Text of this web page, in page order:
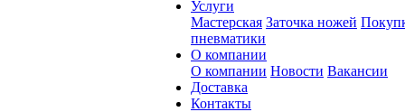
Услуги
Мастерская Заточка ножей
пневматики
О компании
О компании Новости Вакансии
Доставка
Контакты